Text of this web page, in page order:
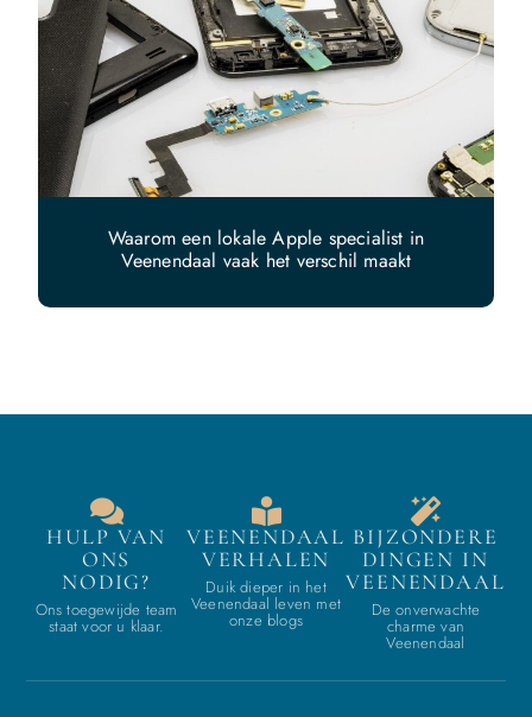
Waarom een lokale Apple specialist in
Veenendaal vaak het verschil maakt
HULP VAN
ONS
NODIG?
Ons toegewijde team
staat voor u klaar.
VEENENDAAL
VERHALEN
Duik dieper in het
Veenendaal leven met
onze blogs
BIJZONDERE
DINGEN IN
VEENENDAAL
De onverwachte
charme van
Veenendaal